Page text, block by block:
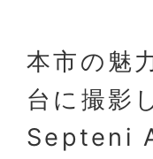
本市の魅
台に撮影
Septeni